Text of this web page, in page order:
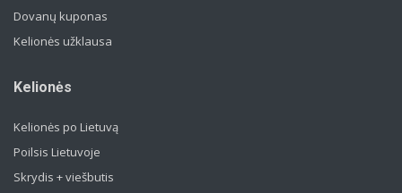
Dovanų kuponas
Kelionės užklausa
Kelionės
Kelionės po Lietuvą
Poilsis Lietuvoje
Skrydis + viešbutis